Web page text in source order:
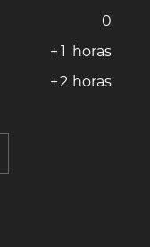
0
+ 1 horas
+2 horas